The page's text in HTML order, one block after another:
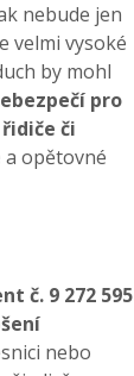
nebude jen
velmi vysoké
by mohl
pro
či
a opětovné
č. 9 272 595
nebo